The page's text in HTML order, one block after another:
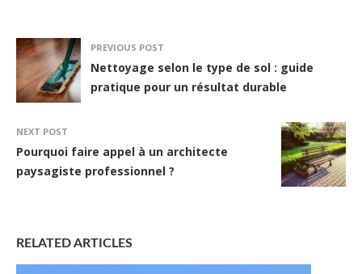
PREVIOUS POST
Nettoyage selon le type de sol : guide
pratique pour un résultat durable
NEXT POST
Pourquoi faire appel à un architecte
paysagiste professionnel ?
RELATED ARTICLES